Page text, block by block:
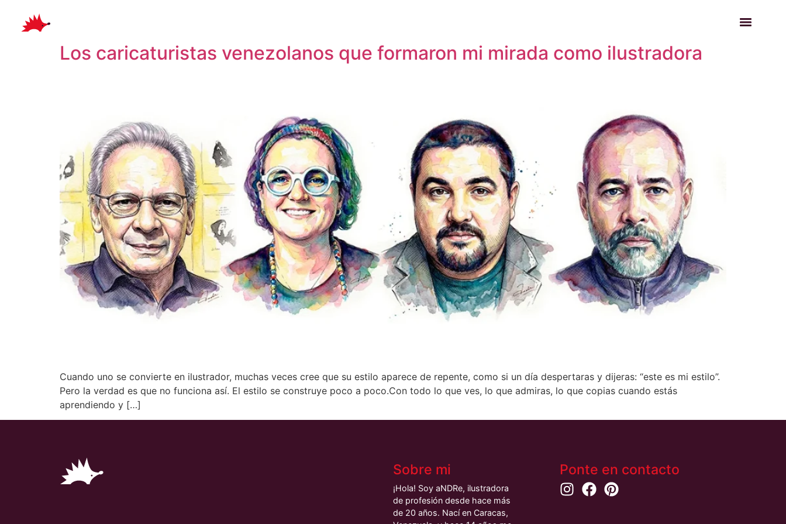
Los caricaturistas venezolanos que formaron mi mirada como ilustradora
Cuando uno se convierte en ilustrador, muchas veces cree que su estilo aparece de repente, como si un día despertaras y dijeras: “este es mi estilo”.
Pero la verdad es que no funciona así. El estilo se construye poco a poco.Con todo lo que ves, lo que admiras, lo que copias cuando estás
aprendiendo y […]
Sobre mi
¡Hola! Soy aNDRe, ilustradora
de profesión desde hace más
de 20 años. Nací en Caracas,
Ponte en contacto